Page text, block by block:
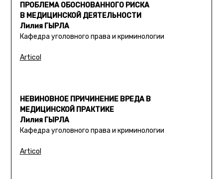
ПРОБЛЕМА ОБОСНОВАННОГО РИСКА
В МЕДИЦИНСКОЙ ДЕЯТЕЛЬНОСТИ
Лилия ГЫРЛА
Кафедра уголовного права и криминологии
Articol
НЕВИНОВНОЕ ПРИЧИНЕНИЕ ВРЕДА В
МЕДИЦИНСКОЙ ПРАКТИКЕ
Лилия ГЫРЛА
Кафедра уголовного права и криминологии
Articol